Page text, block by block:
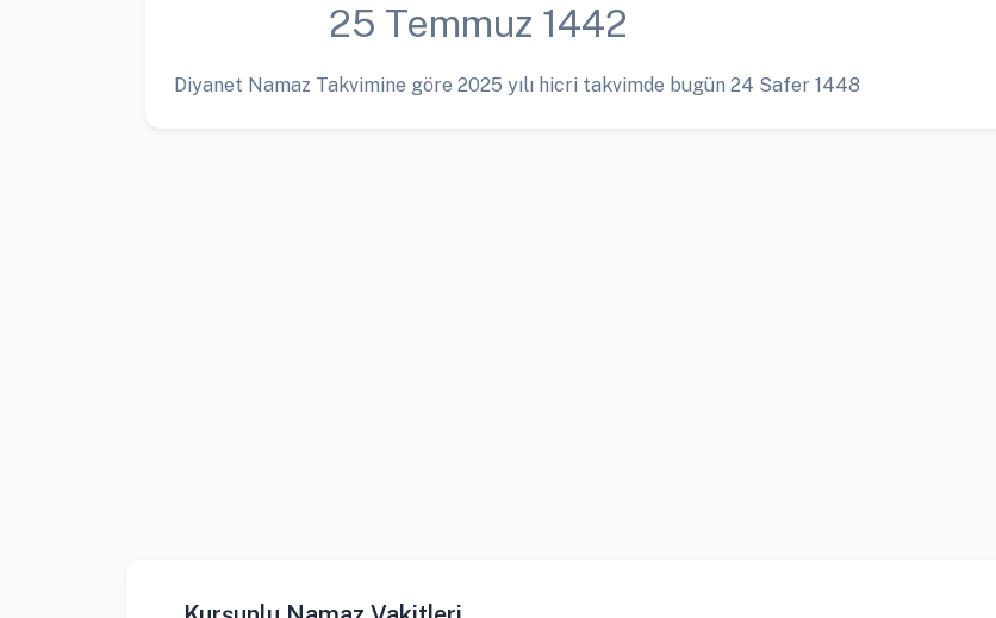
25 Temmuz 1442
Diyanet Namaz Takvimine göre 2025 yılı hicri takvimde bugün 24 Safer 1448